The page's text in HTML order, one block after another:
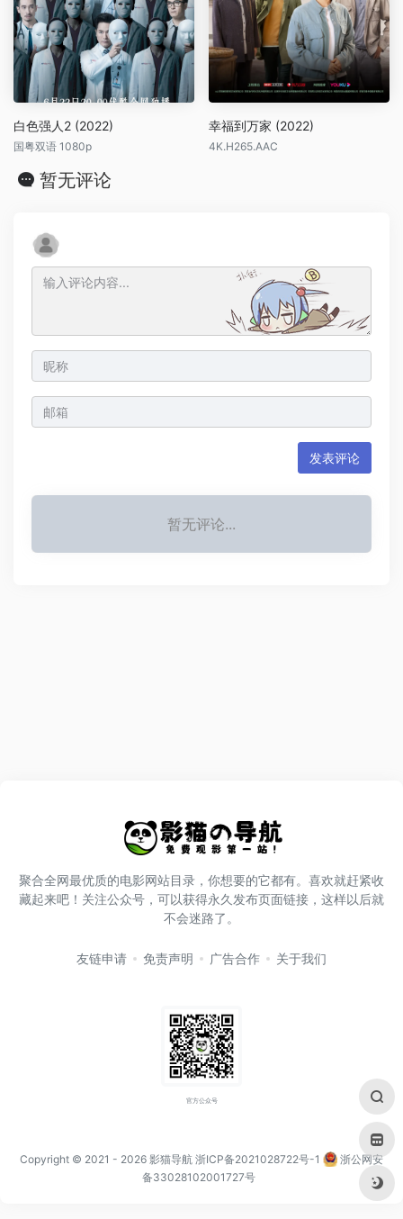
白色强人2 (2022)
国粤双语 1080p
幸福到万家 (2022)
4K.H265.AAC
暂无评论
发表评论
暂无评论...
聚合全网最优质的电影网站目录，你想要的它都有。喜欢就赶紧收
藏起来吧！关注公众号，可以获得永久发布页面链接，这样以后就
不会迷路了。
友链申请 免责声明 广告合作 关于我们
官方公众号
Copyright © 2021 - 2026 影猫导航 浙ICP备2021028722号-1
浙公网安
备33028102001727号